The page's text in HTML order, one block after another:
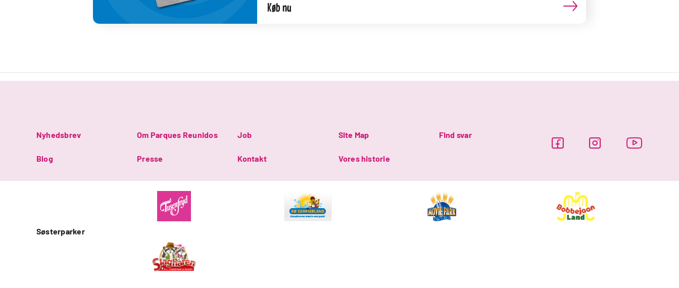
Køb nu
Nyhedsbrev Om Parques Reunidos Job Site Map Find svar
Blog Presse Kontakt Vores historie
Søsterparker